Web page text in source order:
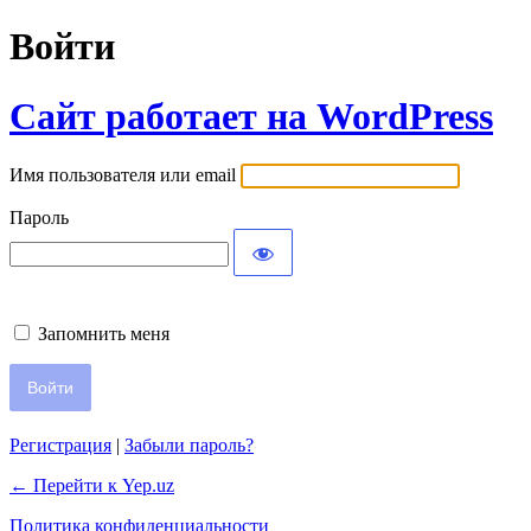
Войти
Сайт работает на WordPress
Имя пользователя или email
Пароль
Запомнить меня
Регистрация | Забыли пароль?
← Перейти к Yep.uz
Политика конфиденциальности